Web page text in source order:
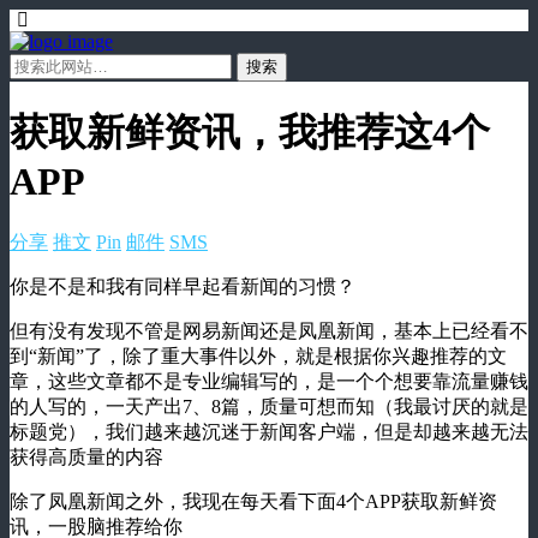
获取新鲜资讯，我推荐这4个
APP
分享 推文 Pin 邮件 SMS
你是不是和我有同样早起看新闻的习惯？
但有没有发现不管是网易新闻还是凤凰新闻，基本上已经看不
到“新闻”了，除了重大事件以外，就是根据你兴趣推荐的文
章，这些文章都不是专业编辑写的，是一个个想要靠流量赚钱
的人写的，一天产出7、8篇，质量可想而知（我最讨厌的就是
标题党），我们越来越沉迷于新闻客户端，但是却越来越无法
获得高质量的内容
除了凤凰新闻之外，我现在每天看下面4个APP获取新鲜资
讯，一股脑推荐给你